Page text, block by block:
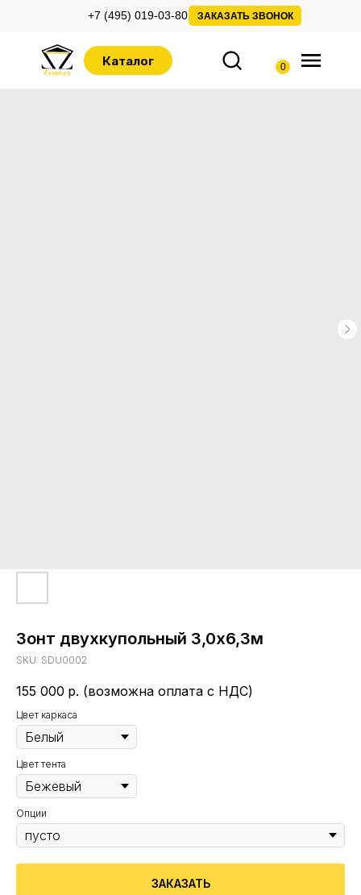
+7 (495) 019-03-80 ЗАКАЗАТЬ ЗВОНОК
0
Каталог
Зонт двухкупольный 3,0х6,3м
SKU: SDU0002
155 000 р. (возможна оплата с НДС)
Цвет каркаса
Цвет тента
Опции
ЗАКАЗАТЬ